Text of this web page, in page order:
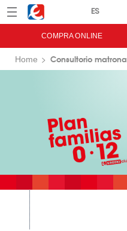
Menú Eroski
COMPRA ONLINE
Home Consultorio matrona